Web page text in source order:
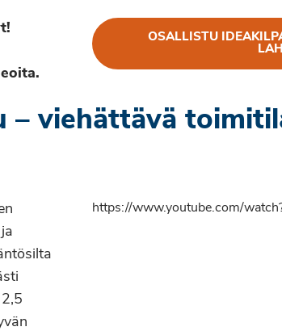
OSALLISTU
– viehättävä
https://www.youtube.com/